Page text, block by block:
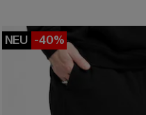
NEU -40%